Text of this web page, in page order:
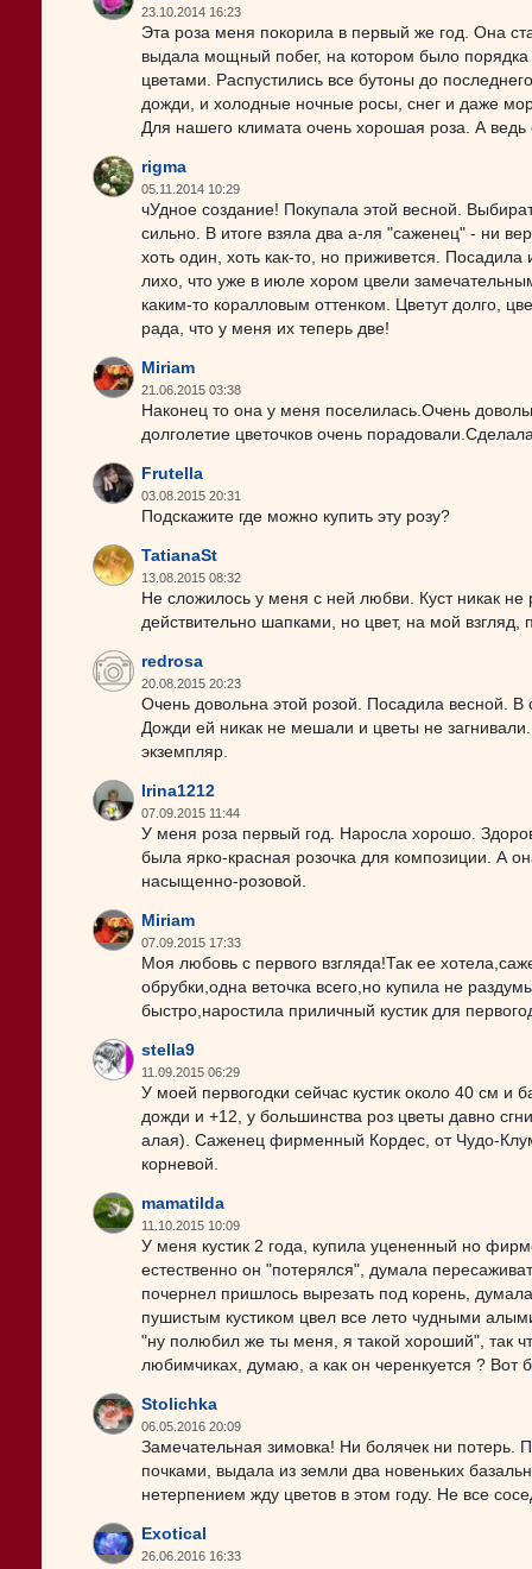
23.10.2014 16:23
Эта роза меня покорила в первый же год. Она
выдала мощный побег, на котором было
цветами. Распустились все бутоны до
дожди, и холодные ночные росы, снег и даже
Для нашего климата очень хорошая роза. А
rigma
05.11.2014 10:29
чУдное создание! Покупала этой весной.
сильно. В итоге взяла два а-ля "саженец" - ни
хоть один, хоть как-то, но приживется.
лихо, что уже в июле хором цвели
каким-то коралловым оттенком. Цветут долго,
рада, что у меня их теперь две!
Miriam
21.06.2015 03:38
Наконец то она у меня поселилась.Очень
долголетие цветочков очень
Frutella
03.08.2015 20:31
Подскажите где можно купить эту розу?
TatianaSt
13.08.2015 08:32
Не сложилось у меня с ней любви. Куст никак не
действительно шапками, но цвет, на мой взгляд,
redrosa
20.08.2015 20:23
Очень довольна этой розой. Посадила весной.
Дожди ей никак не мешали и цветы не
экземпляр.
Irina1212
07.09.2015 11:44
У меня роза первый год. Наросла хорошо.
была ярко-красная розочка для композиции. А
насыщенно-розовой.
Miriam
07.09.2015 17:33
Моя любовь с первого взгляда!Так ее
обрубки,одна веточка всего,но купила не
быстро,наростила приличный кустик для
stella9
11.09.2015 06:29
У моей первогодки сейчас кустик около 40 см
дожди и +12, у большинства роз цветы давно
алая). Саженец фирменный Кордес, от Чудо-
корневой.
mamatilda
11.10.2015 10:09
У меня кустик 2 года, купила уцененный но
естественно он "потерялся", думала
почернел пришлось вырезать под корень,
пушистым кустиком цвел все лето чудными
"ну полюбил же ты меня, я такой хороший", так
любимчиках, думаю, а как он черенкуется ? Вот
Stolichka
06.05.2016 20:09
Замечательная зимовка! Ни болячек ни потерь.
почками, выдала из земли два новеньких
нетерпением жду цветов в этом году. Не все
Exotical
26.06.2016 16:33